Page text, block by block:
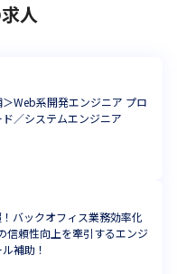
人
Web系開発エンジニア プロ
／システムエンジニア
バックオフィス業務効率化
信頼性向上を牽引するエンジ
補助！